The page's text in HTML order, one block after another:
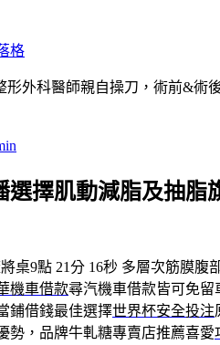
格
形外科醫師親自操刀，術前&術
選擇肌動減脂及抽脂
桌9點 21分 16秒 多層次筋膜腹
機車借款尋汽機車借款皆可免留
鋪借錢最佳選擇世界杯安全投注
勢，品牌牛軋糖專賣店推薦喜愛